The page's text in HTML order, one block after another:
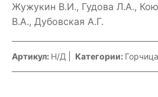
Жужукин В.И., Гудова Л.А.,
В.А., Дубовская А.Г.
Артикул: Н/Д Категории: